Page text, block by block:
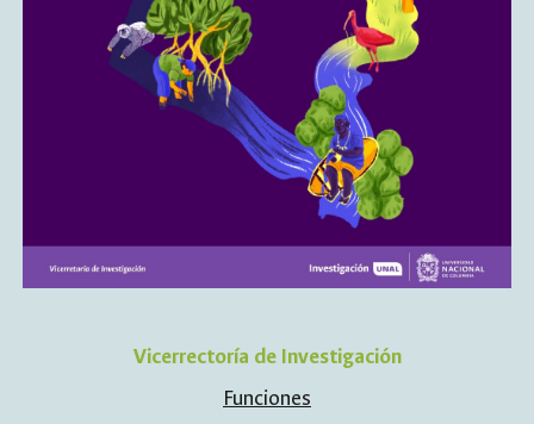
Vicerrectoría de Investigación
Funciones